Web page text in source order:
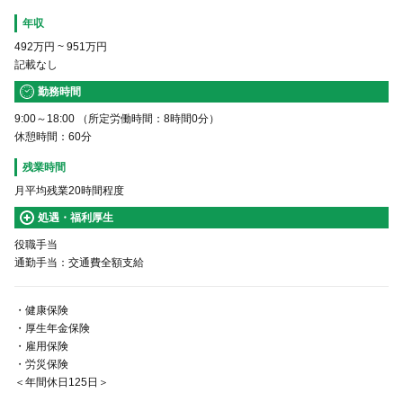
年収
492万円 ~ 951万円
記載なし
勤務時間
9:00～18:00 （所定労働時間：8時間0分）
休憩時間：60分
残業時間
月平均残業20時間程度
処遇・福利厚生
役職手当
通勤手当：交通費全額支給
・健康保険
・厚生年金保険
・雇用保険
・労災保険
＜年間休日125日＞